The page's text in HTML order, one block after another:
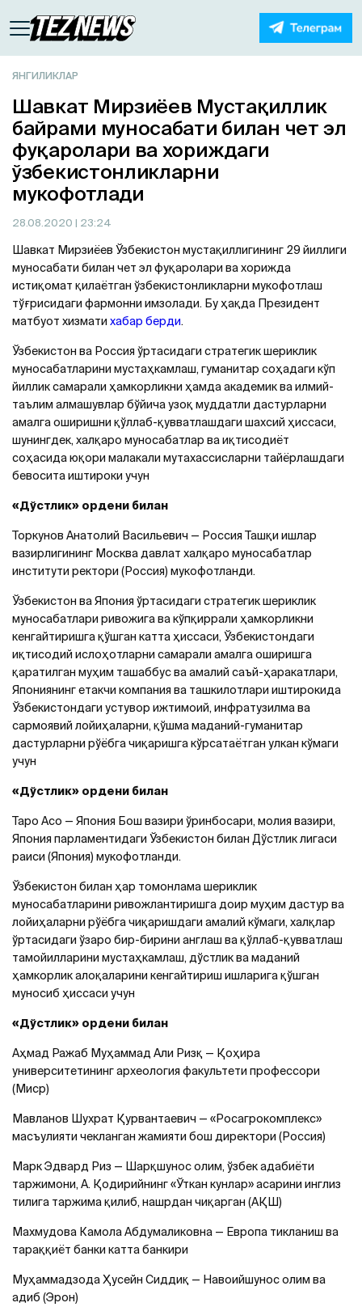
ЯНГИЛИКЛАР
Шавкат Мирзиёев Мустақиллик
байрами муносабати билан чет эл
фуқаролари ва хориждаги
ўзбекистонликларни
мукофотлади
28.08.2020 | 23:24
Шавкат Мирзиёев Ўзбекистон мустақиллигининг 29 йиллиги
муносабати билан чет эл фуқаролари ва хорижда
истиқомат қилаётган ўзбекистонликларни мукофотлаш
тўғрисидаги фармонни имзолади. Бу ҳақда Президент
матбуот хизмати хабар берди.
Ўзбекистон ва Россия ўртасидаги стратегик шериклик
муносабатларини мустаҳкамлаш, гуманитар соҳадаги кўп
йиллик самарали ҳамкорликни ҳамда академик ва илмий-
таълим алмашувлар бўйича узоқ муддатли дастурларни
амалга оширишни қўллаб-қувватлашдаги шахсий ҳиссаси,
шунингдек, халқаро муносабатлар ва иқтисодиёт
соҳасида юқори малакали мутахассисларни тайёрлашдаги
бевосита иштироки учун
«Дўстлик» ордени билан
Торкунов Анатолий Васильевич — Россия Ташқи ишлар
вазирлигининг Москва давлат халқаро муносабатлар
институти ректори (Россия) мукофотланди.
Ўзбекистон ва Япония ўртасидаги стратегик шериклик
муносабатлари ривожига ва кўпқиррали ҳамкорликни
кенгайтиришга қўшган катта ҳиссаси, Ўзбекистондаги
иқтисодий ислоҳотларни самарали амалга оширишга
қаратилган муҳим ташаббус ва амалий саъй-ҳаракатлари,
Япониянинг етакчи компания ва ташкилотлари иштирокида
Ўзбекистондаги устувор ижтимоий, инфратузилма ва
сармоявий лойиҳаларни, қўшма маданий-гуманитар
дастурларни рўёбга чиқаришга кўрсатаётган улкан кўмаги
учун
«Дўстлик» ордени билан
Таро Асо — Япония Бош вазири ўринбосари, молия вазири,
Япония парламентидаги Ўзбекистон билан Дўстлик лигаси
раиси (Япония) мукофотланди.
Ўзбекистон билан ҳар томонлама шериклик
муносабатларини ривожлантиришга доир муҳим дастур ва
лойиҳаларни рўёбга чиқаришдаги амалий кўмаги, халқлар
ўртасидаги ўзаро бир-бирини англаш ва қўллаб-қувватлаш
тамойилларини мустаҳкамлаш, дўстлик ва маданий
ҳамкорлик алоқаларини кенгайтириш ишларига қўшган
муносиб ҳиссаси учун
«Дўстлик» ордени билан
Аҳмад Ражаб Муҳаммад Али Ризқ — Қоҳира
университетининг археология факультети профессори
(Миср)
Мавланов Шухрат Қурвантаевич — «Росагрокомплекс»
масъулияти чекланган жамияти бош директори (Россия)
Марк Эдвард Риз — Шарқшунос олим, ўзбек адабиёти
таржимони, А. Қодирийнинг «Ўткан кунлар» асарини инглиз
тилига таржима қилиб, нашрдан чиқарган (АҚШ)
Махмудова Камола Абдумаликовна — Европа тикланиш ва
тараққиёт банки катта банкири
Муҳаммадзода Ҳусейн Сиддиқ — Навоийшунос олим ва
адиб (Эрон)